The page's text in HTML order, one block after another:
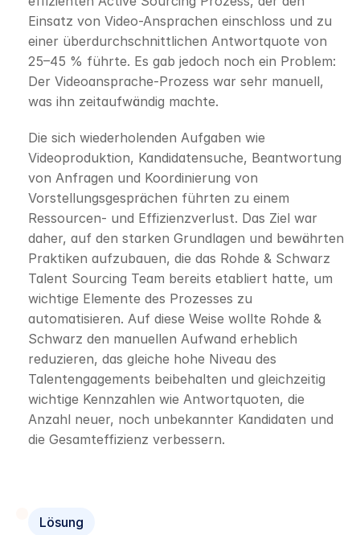
Einsatz von Video-Ansprachen einschloss und zu
einer überdurchschnittlichen Antwortquote von
25–45 % führte. Es gab jedoch noch ein Problem:
Der Videoansprache-Prozess war sehr manuell,
was ihn zeitaufwändig machte.
Die sich wiederholenden Aufgaben wie
Videoproduktion, Kandidatensuche, Beantwortung
von Anfragen und Koordinierung von
Vorstellungsgesprächen führten zu einem
Ressourcen- und Effizienzverlust. Das Ziel war
daher, auf den starken Grundlagen und bewährten
Praktiken aufzubauen, die das Rohde & Schwarz
Talent Sourcing Team bereits etabliert hatte, um
wichtige Elemente des Prozesses zu
automatisieren. Auf diese Weise wollte Rohde &
Schwarz den manuellen Aufwand erheblich
reduzieren, das gleiche hohe Niveau des
Talentengagements beibehalten und gleichzeitig
wichtige Kennzahlen wie Antwortquoten, die
Anzahl neuer, noch unbekannter Kandidaten und
die Gesamteffizienz verbessern.
Lösung